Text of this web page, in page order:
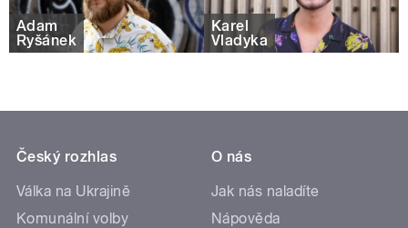
Adam
Ryšánek
Karel
Vladyka
Český rozhlas
Válka na Ukrajině
Komunální volby
O nás
Jak nás naladíte
Nápověda